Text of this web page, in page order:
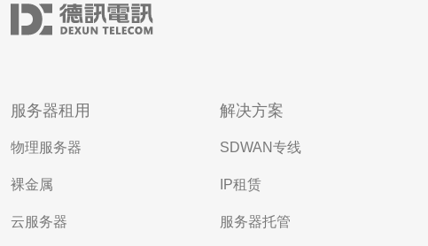
服务器租用
物理服务器
裸金属
云服务器
解决方案
SDWAN专线
IP租赁
服务器托管